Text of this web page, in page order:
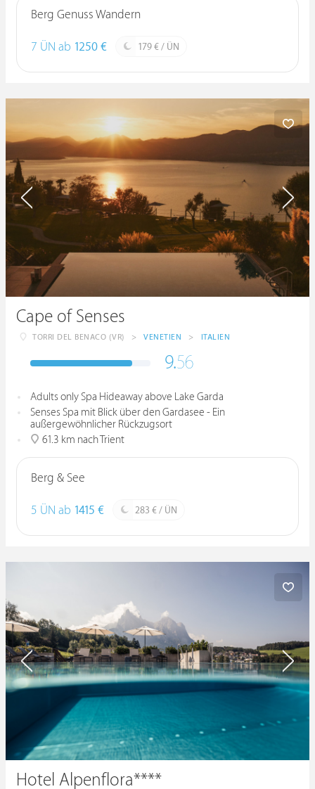
Berg Genuss Wandern
7 ÜN ab 1250 € 179 € / ÜN
Cape of Senses
TORRI DEL BENACO (VR) > VENETIEN > ITALIEN
9.56
Adults only Spa Hideaway above Lake Garda
Senses Spa mit Blick über den Gardasee - Ein
außergewöhnlicher Rückzugsort
61.3 km nach Trient
Berg & See
5 ÜN ab 1415 € 283 € / ÜN
Hotel Alpenflora****